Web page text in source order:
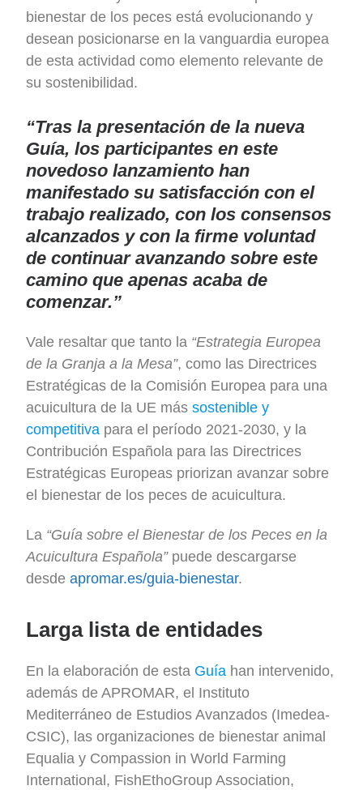
bienestar de los peces está evolucionando y
desean posicionarse en la vanguardia europea
de esta actividad como elemento relevante de
su sostenibilidad.
“Tras la presentación de la nueva
Guía, los participantes en este
novedoso lanzamiento han
manifestado su satisfacción con el
trabajo realizado, con los consensos
alcanzados y con la firme voluntad
de continuar avanzando sobre este
camino que apenas acaba de
comenzar.”
Vale resaltar que tanto la “Estrategia Europea
de la Granja a la Mesa”, como las Directrices
Estratégicas de la Comisión Europea para una
acuicultura de la UE mássostenible y
competitiva para el período 2021-2030, y la
Contribución Española para las Directrices
Estratégicas Europeas priorizan avanzar sobre
el bienestar de los peces de acuicultura.
La “Guía sobre el Bienestar de los Peces en la
Acuicultura Española”puede descargarse
desdeapromar.es/guia-bienestar.
Larga lista de entidades
En la elaboración de esta Guía han intervenido,
además de APROMAR, el Instituto
Mediterráneo de Estudios Avanzados (Imedea-
CSIC), las organizaciones de bienestar animal
Equalia y Compassion in World Farming
International, FishEthoGroup Association,